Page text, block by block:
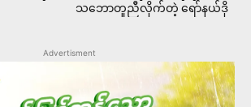
သဘောတူညီလိုက်တဲ့ ရော်နယ်ဒို
Advertisment